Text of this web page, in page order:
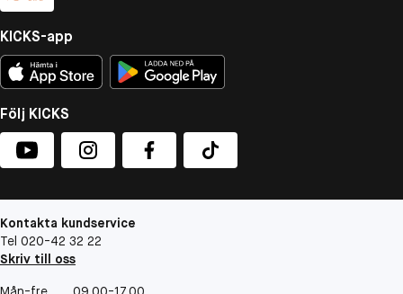
KICKS-app
Följ KICKS
Kontakta kundservice
Tel 020-42 32 22
Skriv till oss